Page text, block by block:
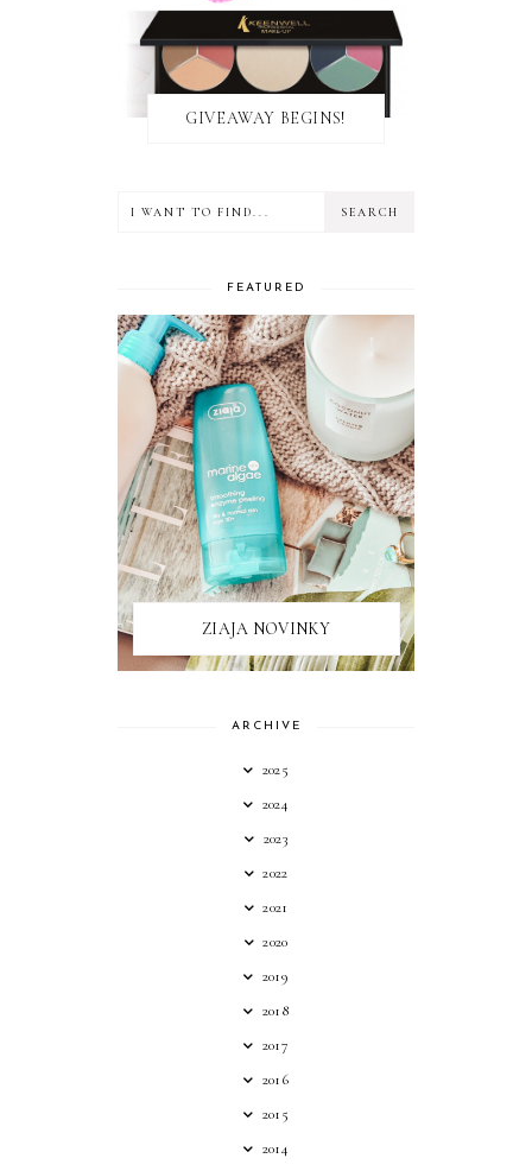
GIVEAWAY BEGINS!
FEATURED
ZIAJA NOVINKY
ARCHIVE
2025
2024
2023
2022
2021
2020
2019
2018
2017
2016
2015
2014